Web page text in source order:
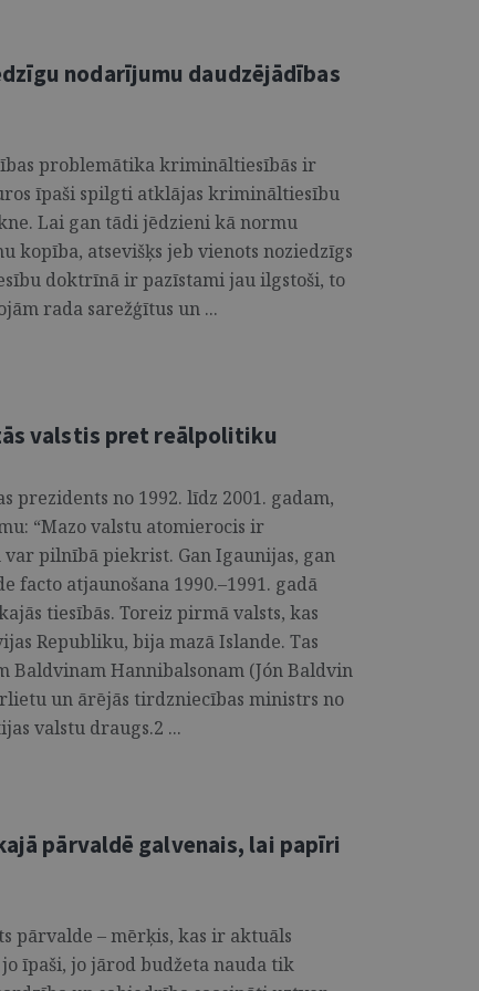
nodarījumu daudzējādības
problemātika krimināltiesībās ir
īpaši spilgti atklājas krimināltiesību
Lai gan tādi jēdzieni kā normu
kopība, atsevišķs jeb vienots noziedzīgs
doktrīnā ir pazīstami jau ilgstoši, to
rada sarežģītus un ...
valstis pret reālpolitiku
prezidents no 1992. līdz 2001. gadam,
“Mazo valstu atomierocis ir
pilnībā piekrist. Gan Igaunijas, gan
facto atjaunošana 1990.–1991. gadā
tiesībās. Toreiz pirmā valsts, kas
Republiku, bija mazā Islande. Tas
Baldvinam Hannibalsonam (Jón Baldvin
un ārējās tirdzniecības ministrs no
valstu draugs.2 ...
pārvaldē galvenais, lai papīri
pārvalde – mērķis, kas ir aktuāls
īpaši, jo jārod budžeta nauda tik